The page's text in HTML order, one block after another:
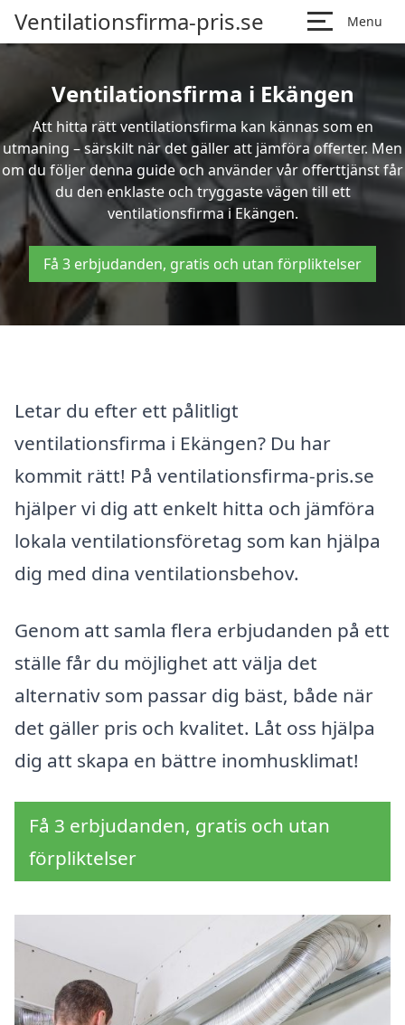
Ventilationsfirma-pris.se Menu
Ventilationsfirma i Ekängen
Att hitta rätt ventilationsfirma kan kännas som en
utmaning – särskilt när det gäller att jämföra offerter. Men
om du följer denna guide och använder vår offerttjänst får
du den enklaste och tryggaste vägen till ett
ventilationsfirma i Ekängen.
Få 3 erbjudanden, gratis och utan förpliktelser
Letar du efter ett pålitligt
ventilationsfirma i Ekängen? Du har
kommit rätt! På ventilationsfirma-pris.se
hjälper vi dig att enkelt hitta och jämföra
lokala ventilationsföretag som kan hjälpa
dig med dina ventilationsbehov.
Genom att samla flera erbjudanden på ett
ställe får du möjlighet att välja det
alternativ som passar dig bäst, både när
det gäller pris och kvalitet. Låt oss hjälpa
dig att skapa en bättre inomhusklimat!
Få 3 erbjudanden, gratis och utan
förpliktelser